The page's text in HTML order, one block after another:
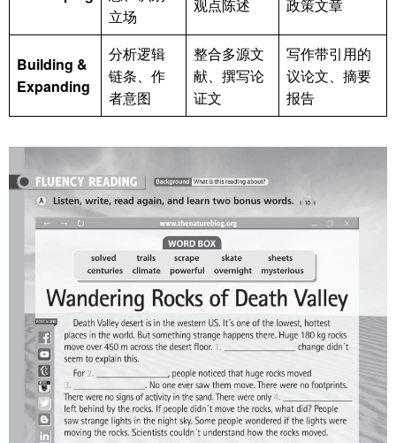
立场
观点陈述 政策文章
Building &
Expanding
分析逻辑
链条、作
者意图
整合多源文
献、撰写论
证文
写作带引用的
议论文、摘要
报告